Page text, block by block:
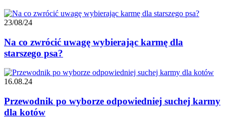
23/08/24
Na co zwrócić uwagę wybierając karmę dla
starszego psa?
16.08.24
Przewodnik po wyborze odpowiedniej suchej karmy
dla kotów